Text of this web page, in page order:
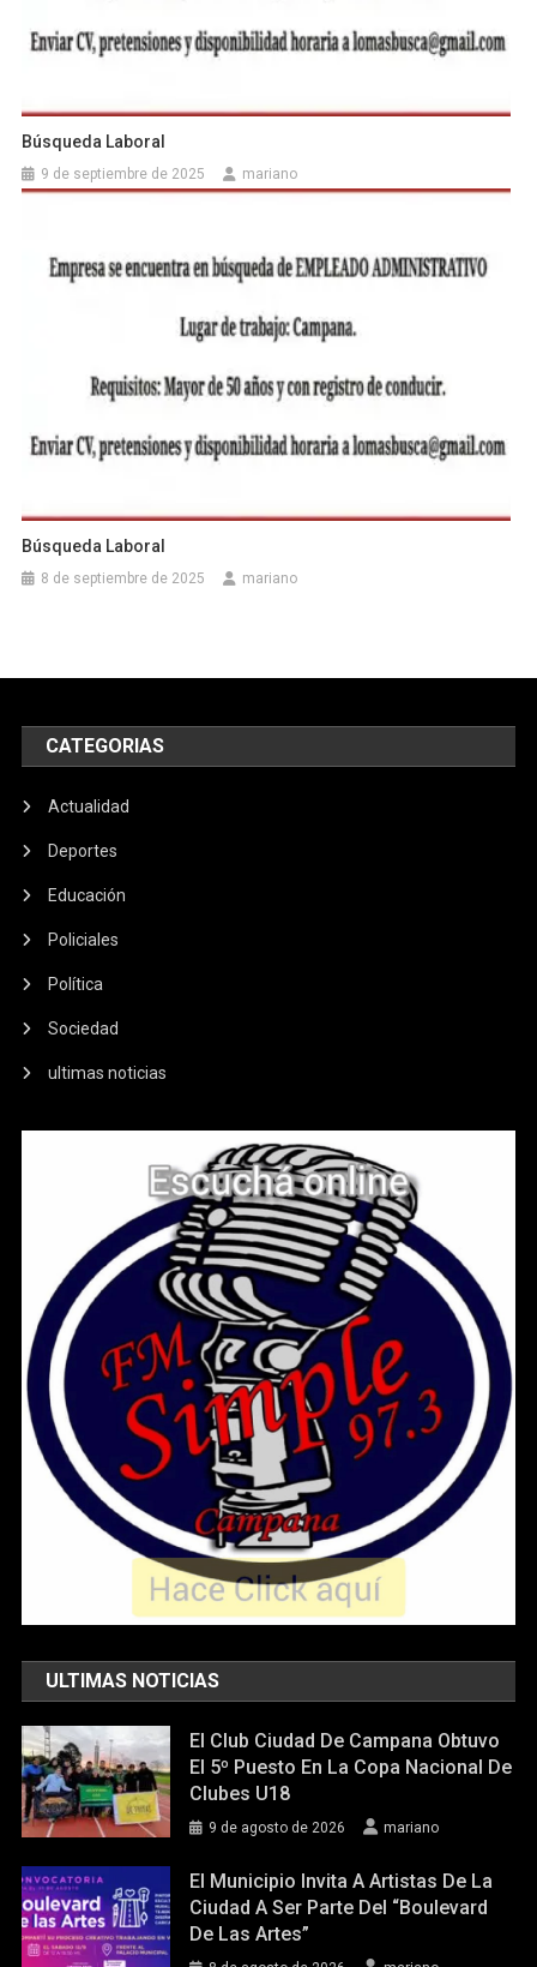
Búsqueda Laboral
9 de septiembre de 2025 mariano
Búsqueda Laboral
8 de septiembre de 2025 mariano
CATEGORIAS
Actualidad
Deportes
Educación
Policiales
Política
Sociedad
ultimas noticias
ULTIMAS NOTICIAS
El Club Ciudad De Campana Obtuvo
El 5º Puesto En La Copa Nacional De
Clubes U18
9 de agosto de 2026 mariano
El Municipio Invita A Artistas De La
Ciudad A Ser Parte Del “Boulevard
De Las Artes”